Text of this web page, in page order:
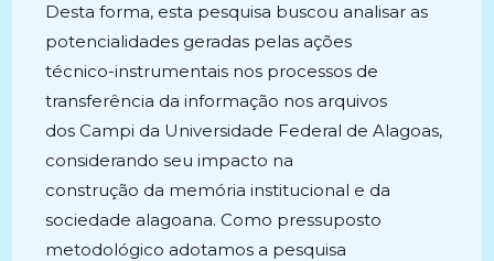
Desta forma, esta pesquisa buscou analisar as
potencialidades geradas pelas ações
técnico-instrumentais nos processos de
transferência da informação nos arquivos
dos Campi da Universidade Federal de Alagoas,
considerando seu impacto na
construção da memória institucional e da
sociedade alagoana. Como pressuposto
metodológico adotamos a pesquisa